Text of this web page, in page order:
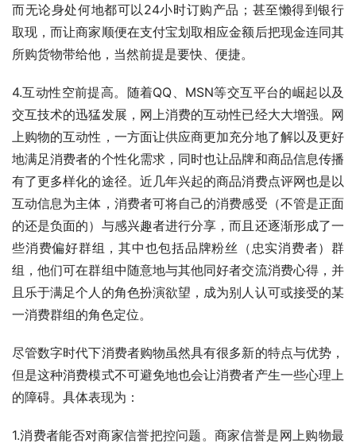
而无论身处何地都可以24小时订购产品；甚至懒得到银行
取现，而让商家顺便在支付宝划取相应金额后把现金连同其
所购货物带给他，当然前提是要快、便捷。
4.互动性空前提高。随着QQ、MSN等交互平台的崛起以及
交互技术的迅猛发展，网上消费的互动性已经大大增强。网
上购物的互动性，一方面让供应商更加充分地了解以及更好
地满足消费者的个性化需求，同时也让品牌和商品信息传播
有了更多样化的途径。近几年兴起的商品消费点评网也是以
互动信息为主体，消费者可将自己的消费感受（不管是正面
的还是负面的）与感兴趣者进行分享，而且还逐渐形成了一
些消费偏好群组，其中也包括品牌粉丝（忠实消费者）群
组，他们可在群组中随意地与其他同好者交流消费心得，并
且乐于满足个人的角色扮演欲望，成为别人认可或接受的某
一消费群组的角色定位。
尽管数字时代下消费者购物虽然具有很多新的特点与优势，
但是这种消费模式不可避免地也会让消费者产生一些心理上
的障碍。具体表现为：
1.消费者能否对商家信誉把控问题。商家信誉是网上购物最